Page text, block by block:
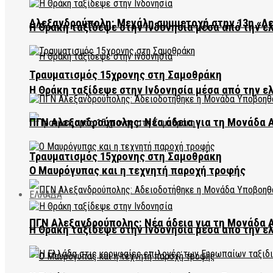
Αλεξανδρούπολη: Μεγάλη συμμετοχή στην 13η
Η Θράκη ταξίδεψε στην Ινδονησία μέσα από την
Τραυματισμός 15χρονης στη Σαμοθράκη
ΠΓΝ Αλεξανδρούπολης: Νέα άδεια για τη Μονάδα
Η Θράκη ταξίδεψε στην Ινδονησία μέσα από την
Τραυματισμός 15χρονης στη Σαμοθράκη
ΠΓΝ Αλεξανδρούπολης: Νέα άδεια για τη Μονάδα
Ο Μαυρόγυπας και η τεχνητή παροχή τροφής
ΕΛΛΑΔΑ
Η Θράκη ταξίδεψε στην Ινδονησία μέσα από την